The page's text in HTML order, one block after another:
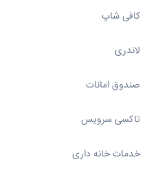
کافی شاپ
لاندری
صندوق امانات
تاکسی سرویس
خدمات خانه داری